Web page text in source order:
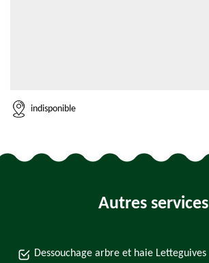
indisponible
Autres services
Dessouchage arbre et haie Letteguives